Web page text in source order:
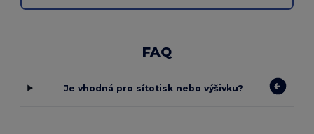
FAQ
Je vhodná pro sítotisk nebo výšivku?